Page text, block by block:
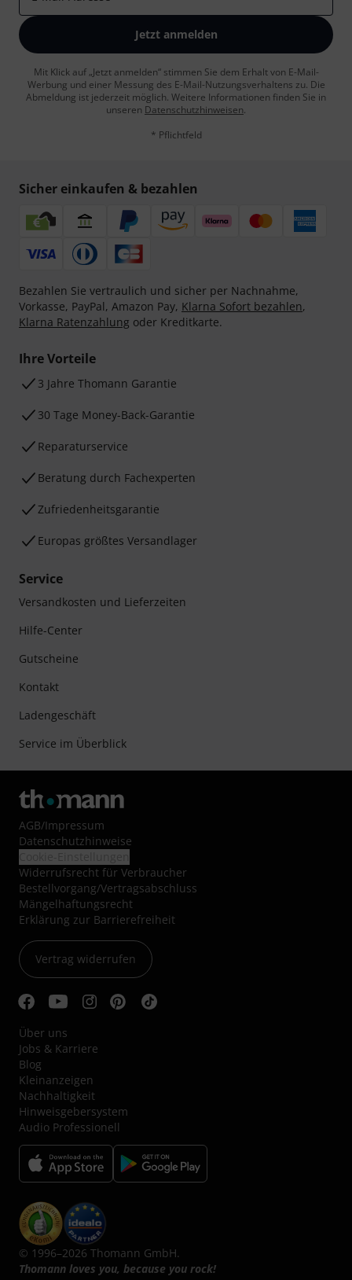
Jetzt anmelden
Mit Klick auf „Jetzt anmelden“ stimmen Sie dem Erhalt von E-Mail-
Werbung und einer Messung des E-Mail-Nutzungsverhaltens zu. Die
Abmeldung ist jederzeit möglich. Weitere Informationen finden Sie in
unseren Datenschutzhinweisen.
* Pflichtfeld
Sicher einkaufen & bezahlen
Bezahlen Sie vertraulich und sicher per Nachnahme,
Vorkasse, PayPal, Amazon Pay, Klarna Sofort bezahlen,
Klarna Ratenzahlung oder Kreditkarte.
Ihre Vorteile
3 Jahre Thomann Garantie
30 Tage Money-Back-Garantie
Reparaturservice
Beratung durch Fachexperten
Zufriedenheitsgarantie
Europas größtes Versandlager
Service
Versandkosten und Lieferzeiten
Hilfe-Center
Gutscheine
Kontakt
Ladengeschäft
Service im Überblick
AGB/Impressum
Datenschutzhinweise
Widerrufsrecht für Verbraucher
Bestellvorgang/Vertragsabschluss
Mängelhaftungsrecht
Erklärung zur Barrierefreiheit
Vertrag widerrufen
Über uns
Jobs & Karriere
Blog
Kleinanzeigen
Nachhaltigkeit
Hinweisgebersystem
Audio Professionell
© 1996–2026 Thomann GmbH.
Thomann loves you, because you rock!